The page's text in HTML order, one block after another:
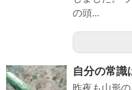
の頭...
自分の常識